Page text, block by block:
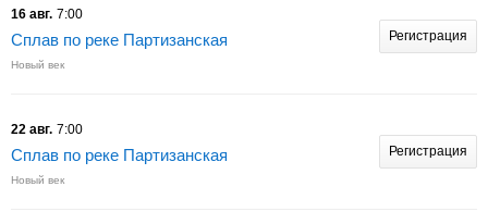
16 авг. 7:00
Сплав по реке Партизанская
Новый век
Регистрация
22 авг. 7:00
Сплав по реке Партизанская
Новый век
Регистрация